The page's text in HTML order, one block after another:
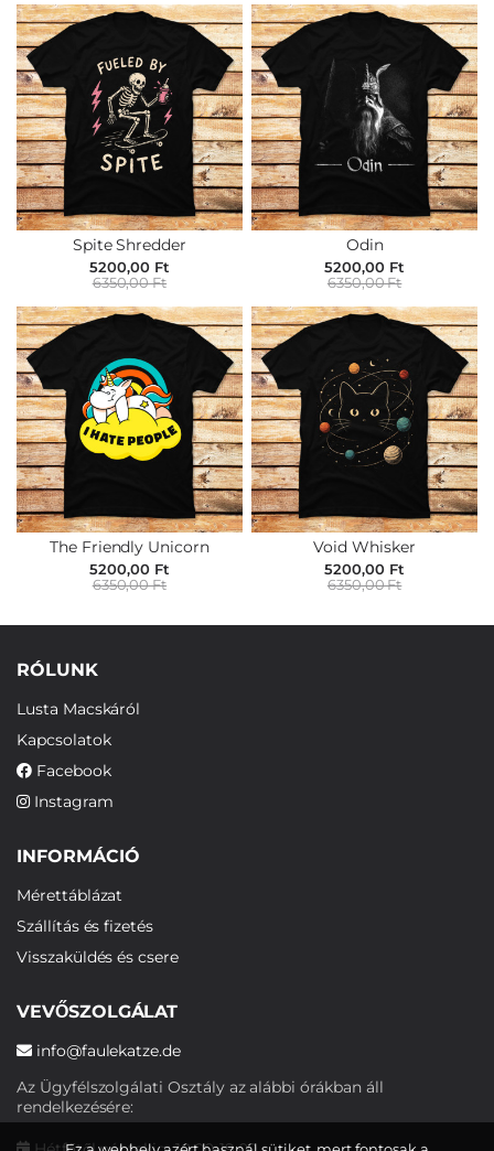
Spite Shredder
5200,00 Ft
6350,00 Ft
Odin
5200,00 Ft
6350,00 Ft
The Friendly Unicorn
5200,00 Ft
6350,00 Ft
Void Whisker
5200,00 Ft
6350,00 Ft
RÓLUNK
Lusta Macskáról
Kapcsolatok
Facebook
Instagram
INFORMÁCIÓ
Mérettáblázat
Szállítás és fizetés
Visszaküldés és csere
VEVŐSZOLGÁLAT
info@faulekatze.de
Az Ügyfélszolgálati Osztály az alábbi órákban áll
rendelkezésére: